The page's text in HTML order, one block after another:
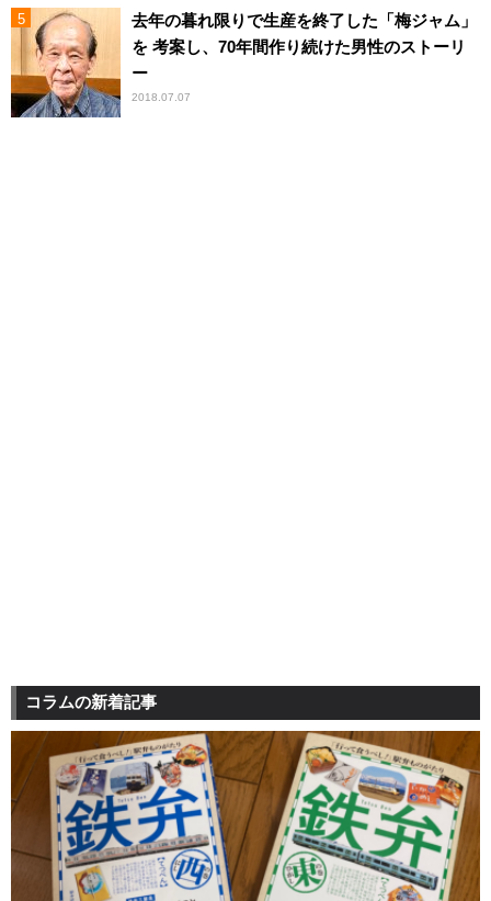
去年の暮れ限りで生産を終了した「梅ジャム」
を 考案し、70年間作り続けた男性のストーリ
ー
2018.07.07
コラムの新着記事